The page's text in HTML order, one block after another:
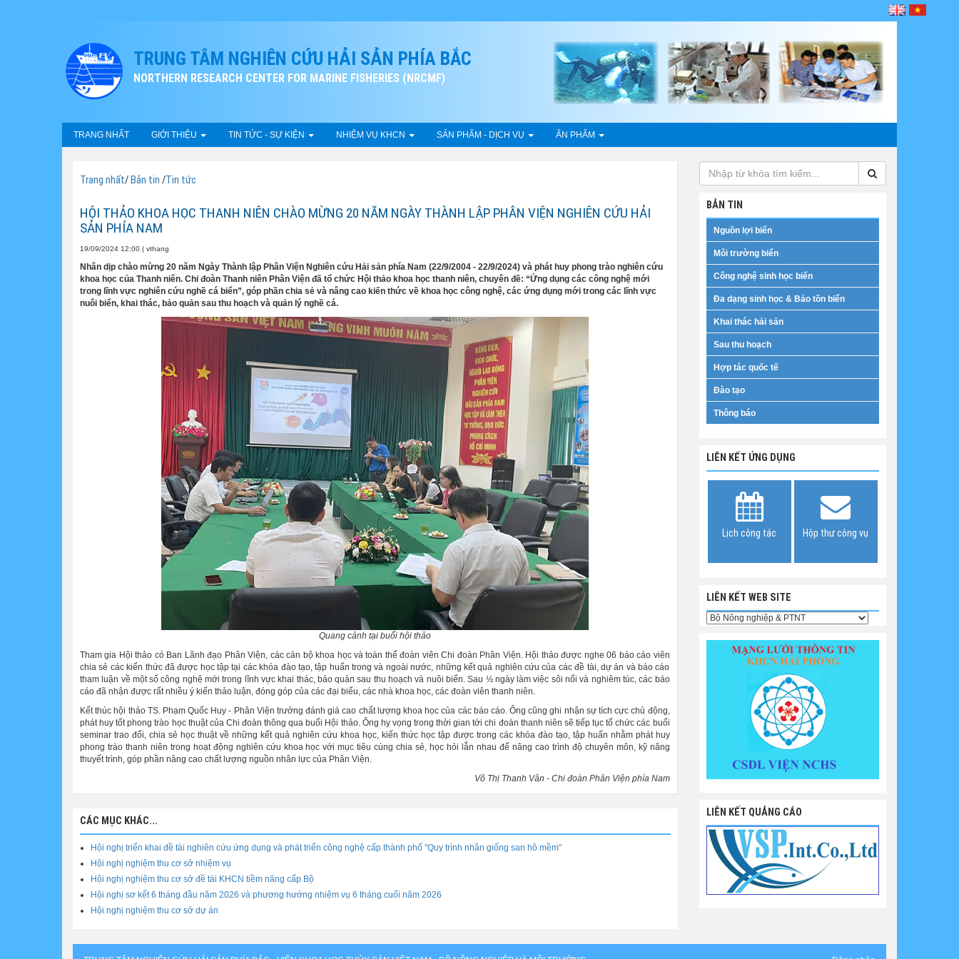
TRUNG TÂM NGHIÊN CỨU HẢI SẢN PHÍA BẮC
NORTHERN RESEARCH CENTER FOR MARINE FISHERIES (NRCMF)
TRANG NHẤT GIỚI THIỆU TIN TỨC - SỰ KIỆN NHIỆM VỤ KHCN SẢN PHẨM - DỊCH VỤ ẤN PHẨM
Trang nhất/Bản tin /Tin tức
HỘI THẢO KHOA HỌC THANH NIÊN CHÀO MỪNG 20 NĂM NGÀY THÀNH LẬP PHÂN VIỆN NGHIÊN CỨU HẢI
SẢN PHÍA NAM
19/09/2024 12:00 | vthang
Nhân dịp chào mừng 20 năm Ngày Thành lập Phân Viện Nghiên cứu Hải sản phía Nam (22/9/2004 - 22/9/2024) và phát huy phong trào nghiên cứu
khoa học của Thanh niên. Chi đoàn Thanh niên Phân Viện đã tổ chức Hội thảo khoa học thanh niên, chuyên đề: “Ứng dụng các công nghệ mới
trong lĩnh vực nghiên cứu nghề cá biển”, góp phần chia sẻ và nâng cao kiến thức về khoa học công nghệ, các ứng dụng mới trong các lĩnh vực
nuôi biển, khai thác, bảo quản sau thu hoạch và quản lý nghề cá.
Quang cảnh tại buổi hội thảo
Tham gia Hội thảo có Ban Lãnh đạo Phân Viện, các cán bộ khoa học và toàn thể đoàn viên Chi đoàn Phân Viện. Hội thảođược nghe 06 báo cáo viên
chia sẻ các kiến thức đã được học tập tại các khóa đào tạo, tập huấn trong và ngoài nước, những kết quả nghiên cứu của các đề tài, dự án và báo cáo
tham luận về một số công nghệ mới trong lĩnh vực khai thác, bảo quản sau thu hoạch và nuôi biển. Sau ½ ngày làm việc sôi nổi và nghiêm túc, các báo
cáo đã nhận được rất nhiều ý kiến thảo luận, đóng góp của các đại biểu, các nhà khoa học, các đoàn viên thanh niên.
Kết thúc hội thảo TS. Phạm Quốc Huy - Phân Viện trưởng đánh giá cao chất lượng khoa học của các báo cáo. Ông cũng ghi nhận sự tích cực chủ động,
phát huy tốt phong trào học thuật của Chi đoàn thông qua buổi Hội thảo. Ông hy vọng trong thời gian tới chi đoàn thanh niên sẽ tiếp tục tổ chức các buổi
seminar trao đổi, chia sẻ học thuật về những kết quả nghiên cứu khoa học, kiến thức học tập được trong các khóa đào tạo, tập huấn nhằm phát huy
phong trào thanh niên trong hoạt động nghiên cứu khoa học với mục tiêu cùng chia sẻ, học hỏi lẫn nhau để nâng cao trình độ chuyên môn, kỹ năng
thuyết trình, góp phần nâng cao chất lượng nguồn nhân lực của Phân Viện.
Võ Thị Thanh Vân - Chi đoàn Phân Viện phía Nam
CÁC MỤC KHÁC...
Hội nghị triển khai đề tài nghiên cứu ứng dụng và phát triển công nghệ cấp thành phố "Quy trình nhân giống san hô mềm"
Hội nghị nghiệm thu cơ sở nhiệm vụ
Hội nghị nghiệm thu cơ sở đề tài KHCN tiềm năng cấp Bộ
Hội nghị sơ kết 6 tháng đầu năm 2026 và phương hướng nhiệm vụ 6 tháng cuối năm 2026
Hội nghị nghiệm thu cơ sở dự án
BẢN TIN
Nguồn lợi biển
Môi trường biển
Công nghệ sinh học biển
Đa dạng sinh học & Bảo tồn biển
Khai thác hải sản
Sau thu hoạch
Hợp tác quốc tế
Đào tạo
Thông báo
LIÊN KẾT ỨNG DỤNG
Lịch công tác Hộp thư công vụ
LIÊN KẾT WEB SITE
LIÊN KẾT QUẢNG CÁO